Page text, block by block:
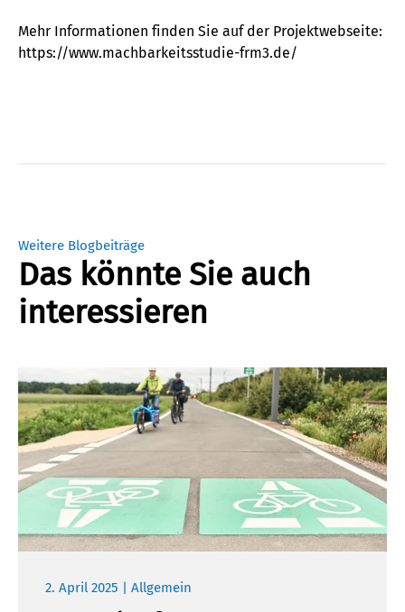
Mehr Informationen finden Sie auf der Projektwebseite:
https://www.machbarkeitsstudie-frm3.de/
Weitere Blogbeiträge
Das könnte Sie auch
interessieren
2. April 2025 | Allgemein